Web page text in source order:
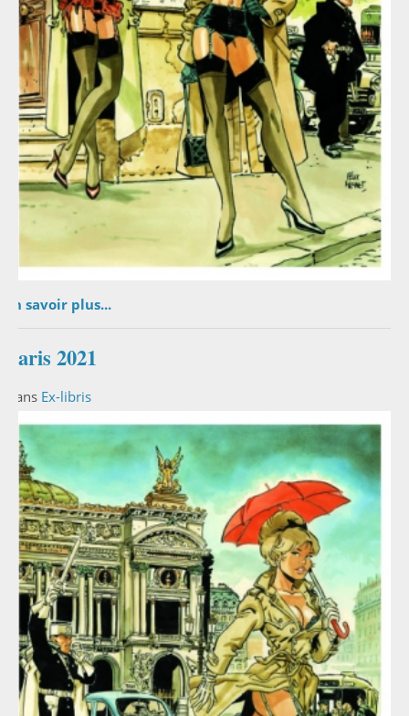
En savoir plus...
Paris 2021
Dans Ex-libris